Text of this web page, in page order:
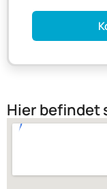
Hier befindet